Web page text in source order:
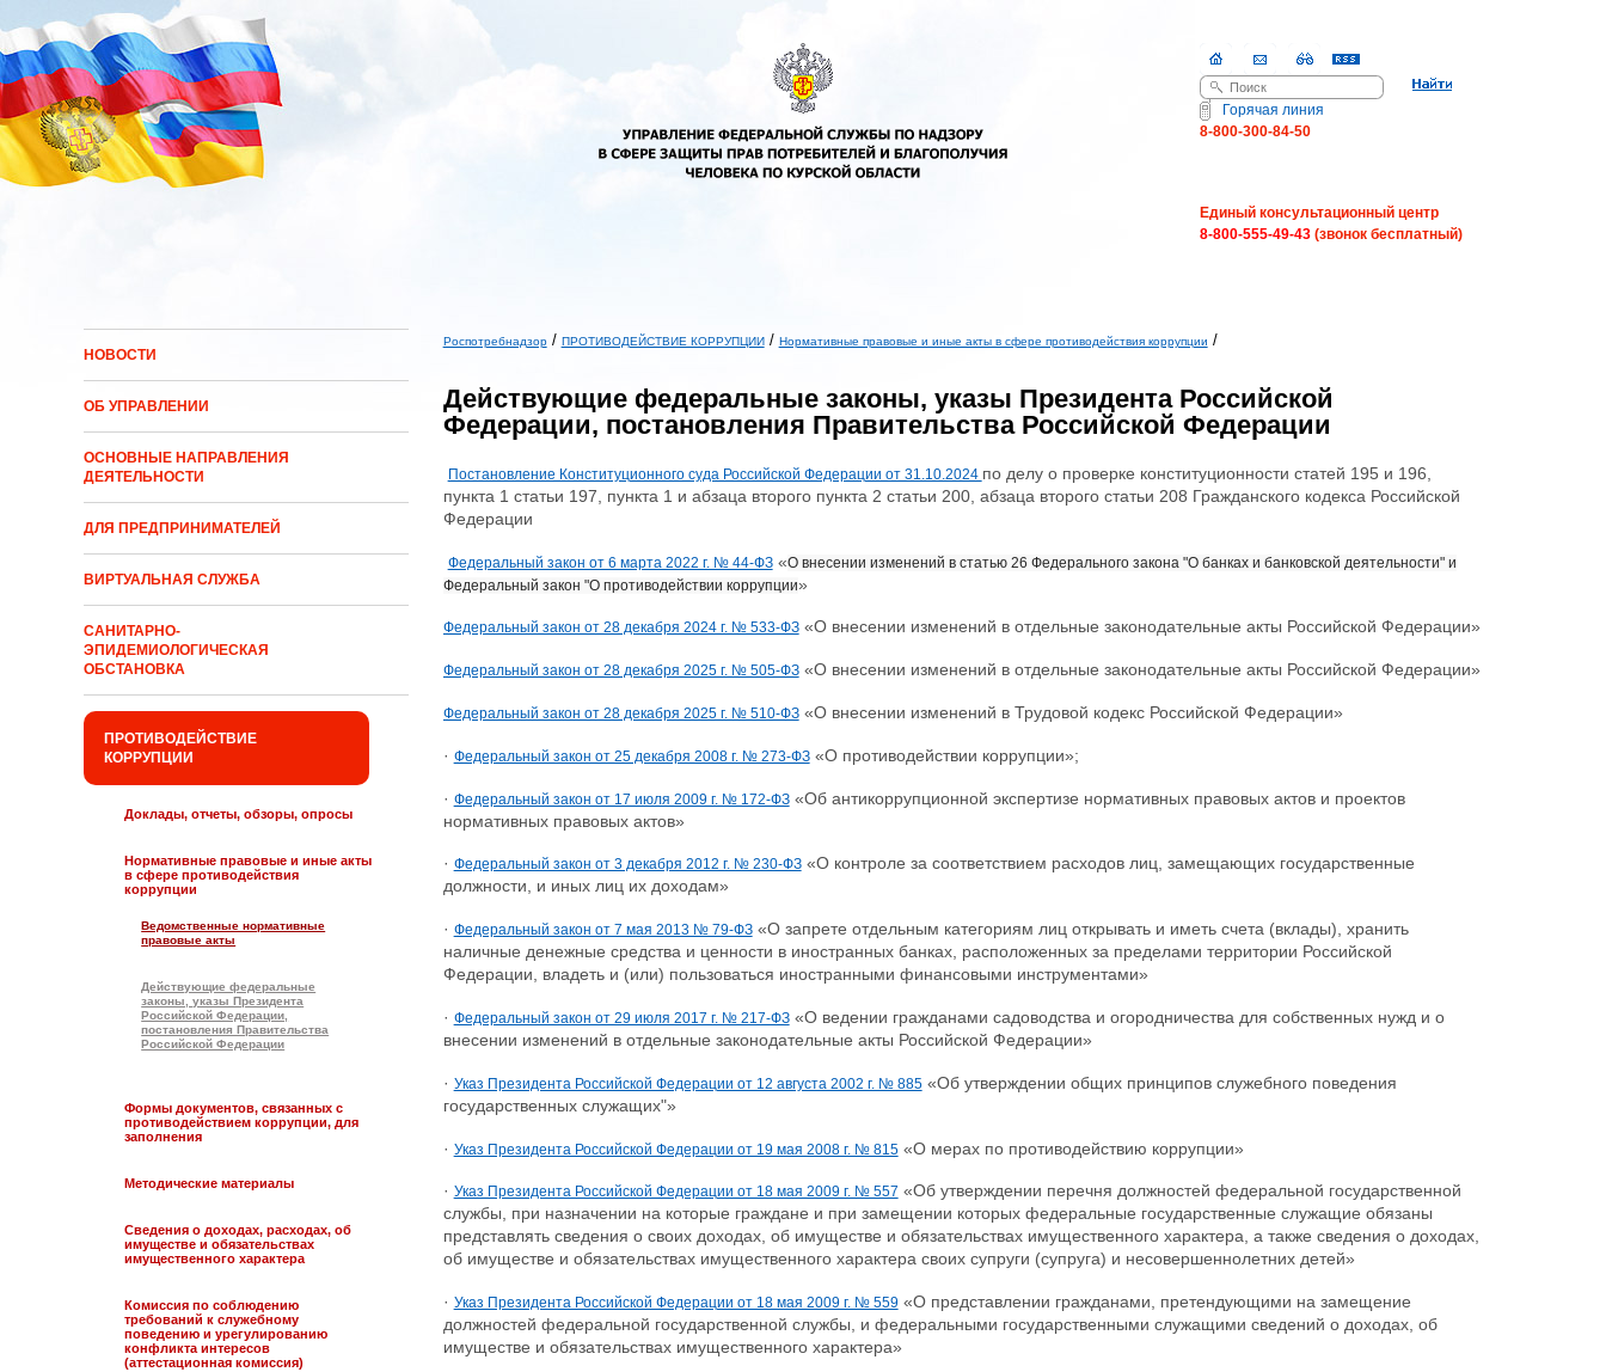
Перейти к основному содержанию
Форма поиска
Поиск
Горячая линия
8-800-300-84-50
Единый консультационный центр
8-800-555-49-43 (звонок бесплатный)
НОВОСТИ
ОБ УПРАВЛЕНИИ
ОСНОВНЫЕ НАПРАВЛЕНИЯ
ДЕЯТЕЛЬНОСТИ
ДЛЯ ПРЕДПРИНИМАТЕЛЕЙ
ВИРТУАЛЬНАЯ СЛУЖБА
САНИТАРНО-
ЭПИДЕМИОЛОГИЧЕСКАЯ
ОБСТАНОВКА
ПРОТИВОДЕЙСТВИЕ
КОРРУПЦИИ
Доклады, отчеты, обзоры, опросы
Нормативные правовые и иные акты
в сфере противодействия
коррупции
Ведомственные нормативные
правовые акты
Действующие федеральные
законы, указы Президента
Российской Федерации,
постановления Правительства
Российской Федерации
Формы документов, связанных с
противодействием коррупции, для
заполнения
Методические материалы
Сведения о доходах, расходах, об
имуществе и обязательствах
имущественного характера
Комиссия по соблюдению
требований к служебному
поведению и урегулированию
конфликта интересов
(аттестационная комиссия)
Роспотребнадзор / ПРОТИВОДЕЙСТВИЕ КОРРУПЦИИ / Нормативные правовые и иные акты в сфере противодействия коррупции /
Действующие федеральные законы, указы Президента Российской
Федерации, постановления Правительства Российской Федерации
Постановление Конституционного суда Российской Федерации от 31.10.2024 по делу о проверке конституционности статей 195 и 196,
пункта 1 статьи 197, пункта 1 и абзаца второго пункта 2 статьи 200, абзаца второго статьи 208 Гражданского кодекса Российской
Федерации
Федеральный закон от 6 марта 2022 г. № 44-ФЗ«О внесении изменений в статью 26 Федерального закона "О банках и банковской деятельности" и
Федеральный закон "О противодействии коррупции»
Федеральный закон от 28 декабря 2024 г. № 533-ФЗ«О внесении изменений в отдельные законодательные акты Российской Федерации»
Федеральный закон от 28 декабря 2025 г. № 505-ФЗ«О внесении изменений в отдельные законодательные акты Российской Федерации»
Федеральный закон от 28 декабря 2025 г. № 510-ФЗ«О внесении изменений в Трудовой кодекс Российской Федерации»
· Федеральный закон от 25 декабря 2008 г. № 273-ФЗ«О противодействии коррупции»;
· Федеральный закон от 17 июля 2009 г. № 172-ФЗ«Об антикоррупционной экспертизе нормативных правовых актов и проектов
нормативных правовых актов»
· Федеральный закон от 3 декабря 2012 г. № 230-ФЗ«О контроле за соответствием расходов лиц, замещающих государственные
должности, и иных лиц их доходам»
· Федеральный закон от 7 мая 2013 № 79-ФЗ«О запрете отдельным категориям лиц открывать и иметь счета (вклады), хранить
наличные денежные средства и ценности в иностранных банках, расположенных за пределами территории Российской
Федерации, владеть и (или) пользоваться иностранными финансовыми инструментами»
· Федеральный закон от 29 июля 2017 г. № 217-ФЗ«О ведении гражданами садоводства и огородничества для собственных нужд и о
внесении изменений в отдельные законодательные акты Российской Федерации»
· Указ Президента Российской Федерации от 12 августа 2002 г. № 885«Об утверждении общих принципов служебного поведения
государственных служащих"»
· Указ Президента Российской Федерации от 19 мая 2008 г. № 815«О мерах по противодействию коррупции»
· Указ Президента Российской Федерации от 18 мая 2009 г. № 557 «Об утверждении перечня должностей федеральной государственной
службы, при назначении на которые граждане и при замещении которых федеральные государственные служащие обязаны
представлять сведения о своих доходах, об имуществе и обязательствах имущественного характера, а также сведения о доходах,
об имуществе и обязательствах имущественного характера своих супруги (супруга) и несовершеннолетних детей»
· Указ Президента Российской Федерации от 18 мая 2009 г. № 559«О представлении гражданами, претендующими на замещение
должностей федеральной государственной службы, и федеральными государственными служащими сведений о доходах, об
имуществе и обязательствах имущественного характера»